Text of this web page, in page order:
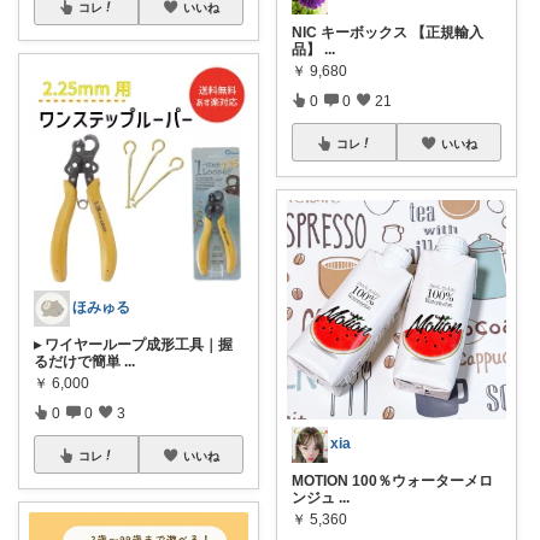
コレ いいね
ほみゅる
▸ ワイヤーループ成形工具｜握
るだけで簡単 ...
￥ 6,000
0 0 3
コレ いいね
NIC キーボックス 【正規輸入
品】 ...
￥ 9,680
0 0 21
コレ いいね
xia
MOTION 100％ウォーターメロ
ンジュ ...
￥ 5,360